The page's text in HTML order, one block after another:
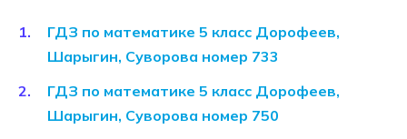
ГДЗ по математике 5 класс Дорофеев,
Шарыгин, Суворова номер 733
ГДЗ по математике 5 класс Дорофеев,
Шарыгин, Суворова номер 750